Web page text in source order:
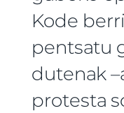
Kode
pentsatu
dutenak
protesta